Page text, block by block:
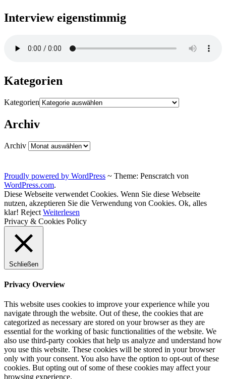
Interview eigenstimmig
Kategorien
Kategorien
Archiv
Archiv
Proudly powered by WordPress ~ Theme: Penscratch von
WordPress.com.
Diese Webseite verwendet Cookies. Wenn Sie diese Webseite
nutzen, akzeptieren Sie die Verwendung von Cookies. Ok, alles
klar! Reject Weiterlesen
Privacy & Cookies Policy
Schließen
Privacy Overview
This website uses cookies to improve your experience while you
navigate through the website. Out of these, the cookies that are
categorized as necessary are stored on your browser as they are
essential for the working of basic functionalities of the website. We
also use third-party cookies that help us analyze and understand how
you use this website. These cookies will be stored in your browser
only with your consent. You also have the option to opt-out of these
cookies. But opting out of some of these cookies may affect your
browsing experience.